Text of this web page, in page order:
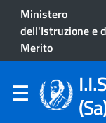
Ministero
dell'Istruzione e
Merito